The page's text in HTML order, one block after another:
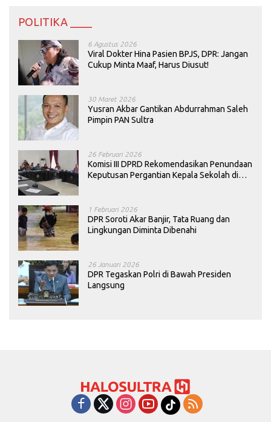
POLITIKA ____
6 Agustus 2026
Viral Dokter Hina Pasien BPJS, DPR: Jangan
Cukup Minta Maaf, Harus Diusut!
30 Maret 2026
Yusran Akbar Gantikan Abdurrahman Saleh
Pimpin PAN Sultra
26 Februari 2026
Komisi III DPRD Rekomendasikan Penundaan
Keputusan Pergantian Kepala Sekolah di
1 Februari 2026
DPR Soroti Akar Banjir, Tata Ruang dan
Lingkungan Diminta Dibenahi
26 Januari 2026
DPR Tegaskan Polri di Bawah Presiden
Langsung